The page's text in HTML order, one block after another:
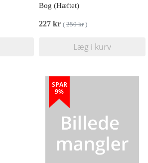
Bog (Hæftet)
227 kr ( 250 kr)
Læg i kurv
SPAR
9%